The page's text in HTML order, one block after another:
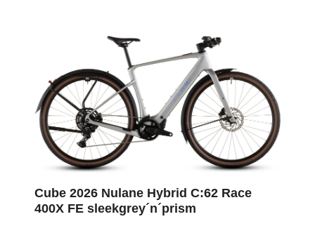
Cube 2026 Nulane Hybrid C:62 Race
400X FE sleekgrey´n´prism